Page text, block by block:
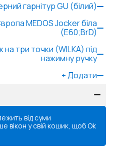
гарнітур GU (білий)
MEDOS Jocker біла
(E60;BrD)
на три точки (WILKA) під
нажимну ручку
+Додати
від суми
вікон у свій кошик, щобOk